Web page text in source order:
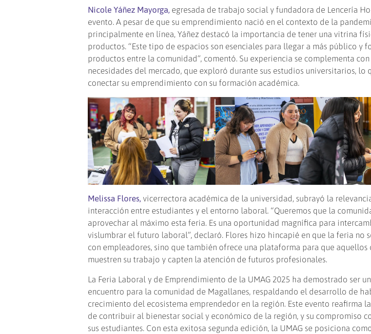
Nicole Yáñez Mayorga, egresada de trabajo social y fundadora de Lencería
evento. A pesar de que su emprendimiento nació en el contexto de la
principalmente en línea, Yáñez destacó la importancia de tener una vitrina
productos. “Este tipo de espacios son esenciales para llegar a más público y
productos entre la comunidad”, comentó. Su experiencia se complementa
necesidades del mercado, que exploró durante sus estudios universitarios, lo
conectar su emprendimiento con su formación académica.
Melissa Flores, vicerrectora académica de la universidad, subrayó la
interacción entre estudiantes y el entorno laboral. “Queremos que la
aprovechar al máximo esta feria. Es una oportunidad magnífica para
vislumbrar el futuro laboral”, declaró. Flores hizo hincapié en que la feria no
con empleadores, sino que también ofrece una plataforma para que
muestren su trabajo y capten la atención de futuros profesionales.
La Feria Laboral y de Emprendimiento de la UMAG 2025 ha demostrado ser
encuentro para la comunidad de Magallanes, respaldando el desarrollo de
crecimiento del ecosistema emprendedor en la región. Este evento reafirma
de contribuir al bienestar social y económico de la región, y su compromiso
sus estudiantes. Con esta exitosa segunda edición, la UMAG se posiciona